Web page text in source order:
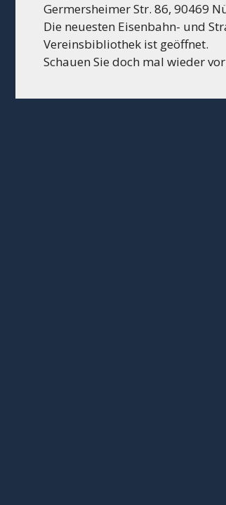
Germersheimer Str. 86, 90469
Die neuesten Eisenbahn- und
Vereinsbibliothek ist geöffnet.
Schauen Sie doch mal wieder